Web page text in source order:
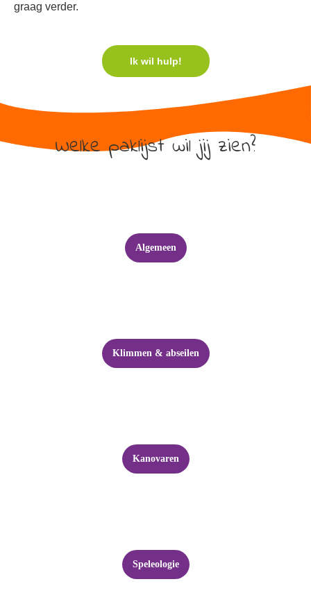
graag verder.
Ik wil hulp!
Welke paklijst wil jij zien?
Algemeen
Klimmen & abseilen
Kanovaren
Speleologie